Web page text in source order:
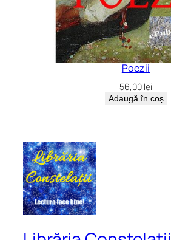
Poezii
56,00 lei
Adaugă în coș